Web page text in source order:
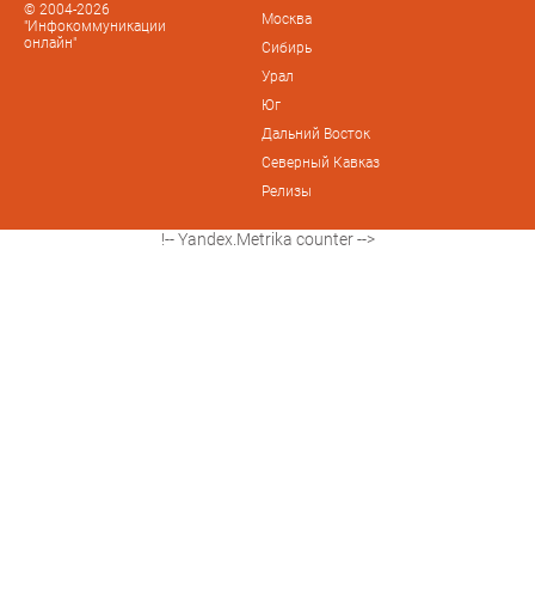
© 2004-2026
"Инфокоммуникации
онлайн"
Москва
Сибирь
Урал
Юг
Дальний Восток
Северный Кавказ
Релизы
!-- Yandex.Metrika counter -->